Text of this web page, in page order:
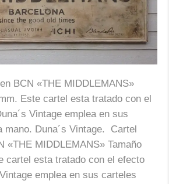
BCN «THE MIDDLEMANS»
Este cartel esta tratado con el
Vintage emplea en sus
mano. Duna´s Vintage. Cartel
«THE MIDDLEMANS» Tamaño
cartel esta tratado con el efecto
emplea en sus carteles